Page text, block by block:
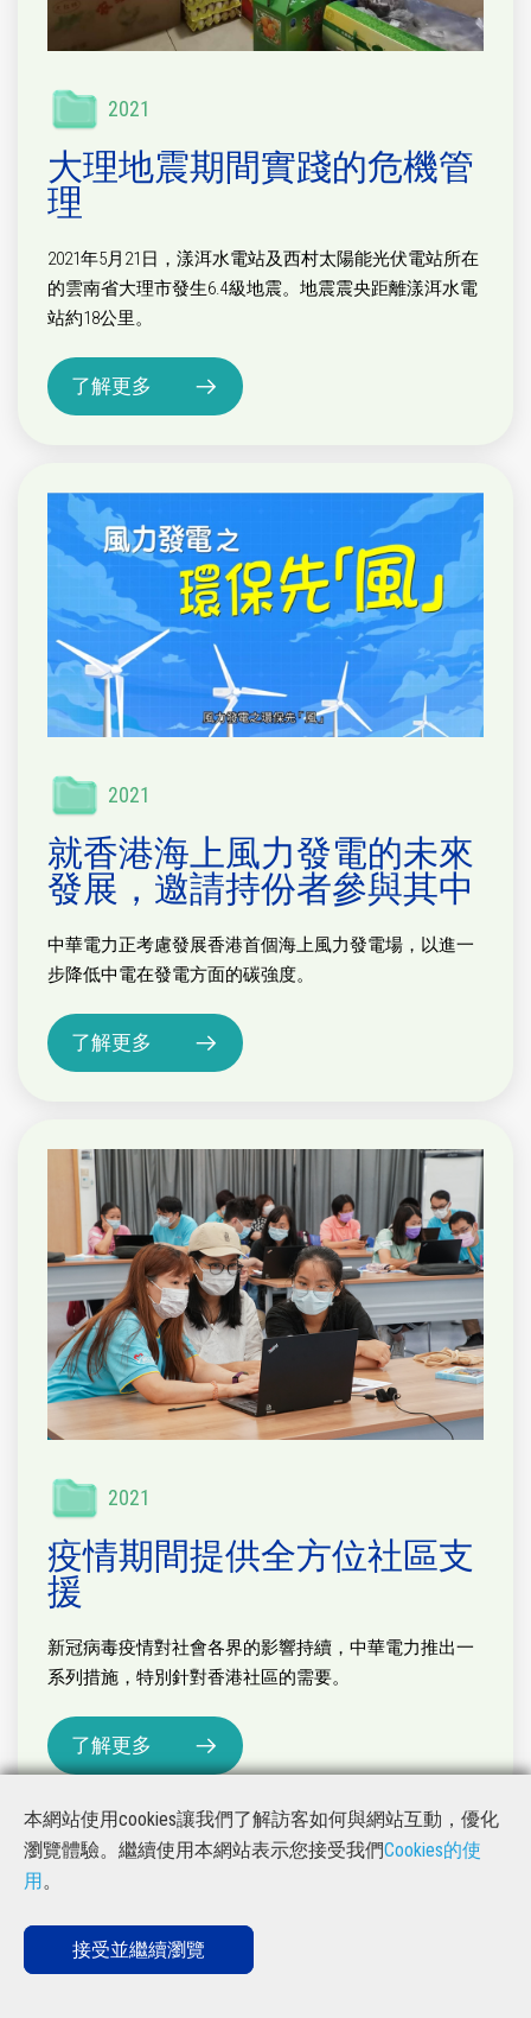
2021
大理地震期間實踐的危機管
理
2021年5月21日，漾洱水電站及西村太陽能光伏電站所在
的雲南省大理市發生6.4級地震。地震震央距離漾洱水電
站約18公里。
了解更多
2021
就香港海上風力發電的未來
發展，邀請持份者參與其中
中華電力正考慮發展香港首個海上風力發電場，以進一
步降低中電在發電方面的碳強度。
了解更多
2021
疫情期間提供全方位社區支
援
新冠病毒疫情對社會各界的影響持續，中華電力推出一
系列措施，特別針對香港社區的需要。
了解更多
本網站使用cookies讓我們了解訪客如何與網站互動，優化
瀏覽體驗。繼續使用本網站表示您接受我們Cookies的使
用。
接受並繼續瀏覽